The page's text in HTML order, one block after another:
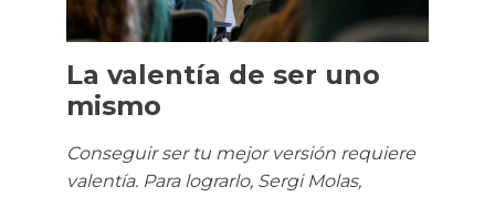
La valentía de ser uno
mismo
Conseguir ser tu mejor versión requiere
valentía. Para lograrlo, Sergi Molas,